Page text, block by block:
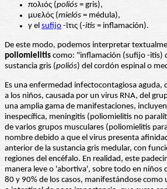
πολιός (poliós = gris),
μυελός (mielós = médula),
y el sufijo -ῖτις (-itis = inflamación).
De este modo, podemos interpretar
poliomielitis como: "inflamación (sufijo -itis)
sustancia gris (poliós) del cordón espinal o
Es una enfermedad infectocontagiosa aguda,
a los niños, causada por un virus RNA, del
una amplia gama de manifestaciones,
inespecífica, meningitis (poliomielitis no
de varios grupos musculares (poliomielitis
nombre debido a que el virus presenta
anterior de la sustancia gris medular, con
regiones del encéfalo. En realidad, este
manera leve o 'abortiva', sobre todo en niños
80 y 90% de los casos, manifestándose como